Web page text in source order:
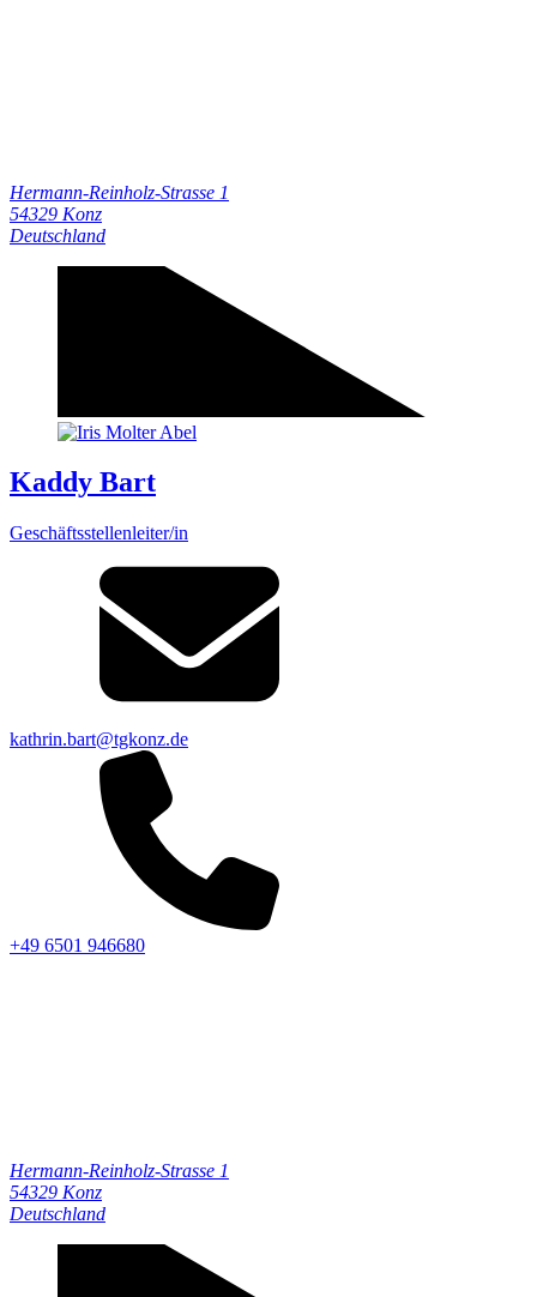
Hermann-Reinholz-Strasse 1
54329 Konz
Deutschland
Kaddy Bart
Geschäftsstellenleiter/in
kathrin.bart@tgkonz.de
+49 6501 946680
Hermann-Reinholz-Strasse 1
54329 Konz
Deutschland